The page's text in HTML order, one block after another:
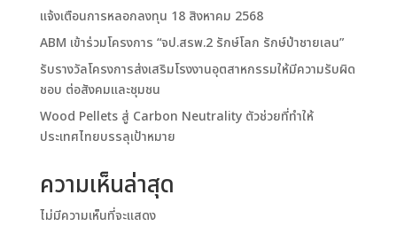
แจ้งเตือนการหลอกลงทุน 18 สิงหาคม 2568
ABM เข้าร่วมโครงการ “จป.สรพ.2 รักษ์โลก รักษ์ป่าชายเลน”
รับรางวัลโครงการส่งเสริมโรงงานอุตสาหกรรมให้มีความรับผิด
ชอบ ต่อสังคมและชุมชน
Wood Pellets สู่ Carbon Neutrality ตัวช่วยที่ทำให้
ประเทศไทยบรรลุเป้าหมาย
ความเห็นล่าสุด
ไม่มีความเห็นที่จะแสดง